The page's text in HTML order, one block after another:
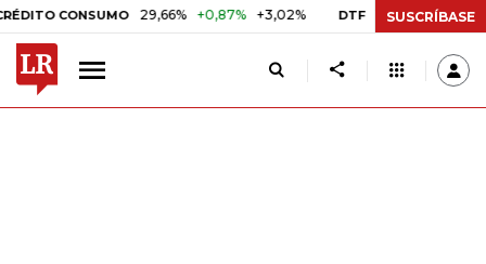
29,66% +0,87% +3,02% DTF 10,34% +0,10% +0,98%
SUSCRÍBASE